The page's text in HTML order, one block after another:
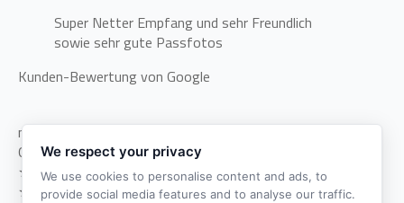
Super Netter Empfang und sehr Freundlich
sowie sehr gute Passfotos
Kunden-Bewertung von Google
neysaspapa
Google
★★★★★
★★★★★
We respect your privacy
We use cookies to personalise content and ads, to
provide social media features and to analyse our traffic.